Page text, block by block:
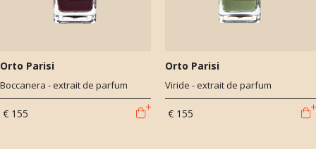
Orto Parisi
Boccanera - extrait de parfum
€ 155
Orto Parisi
Viride - extrait de parfum
€ 155